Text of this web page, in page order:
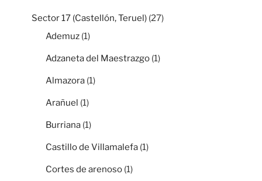
Sector 17 (Castellón, Teruel) (27)
Ademuz (1)
Adzaneta del Maestrazgo (1)
Almazora (1)
Arañuel (1)
Burriana (1)
Castillo de Villamalefa (1)
Cortes de arenoso (1)